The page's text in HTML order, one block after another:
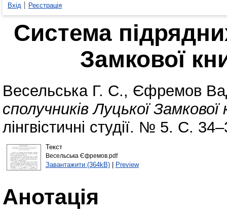
Вхід Реєстрація
Система
Замкової
Весельська Г. С., Єфремов
сполучників Луцької
лінгвістичні студії. № 5. С.
Текст
Весельська Єфремов.pdf
Завантажити (364kB)| Preview
Анотація